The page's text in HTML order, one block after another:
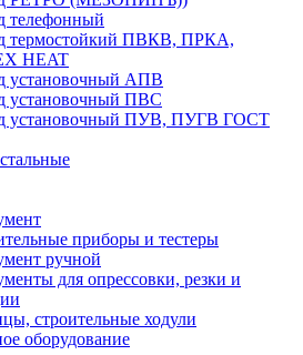
телефонный
термостойкий ПВКВ, ПРКА,
HEAT
установочный АПВ
установочный ПВС
установочный ПУВ, ПУГВ ГОСТ
приборы и тестеры
ручной
для опрессовки, резки и
строительные ходули
оборудование